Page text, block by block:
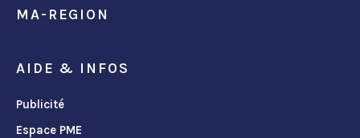
MA-REGION
AIDE & INFOS
Publicité
Espace PME